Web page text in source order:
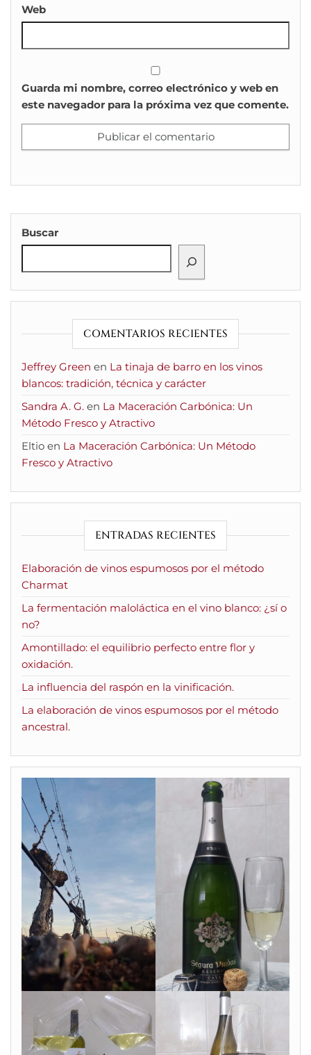
Web
Guarda mi nombre, correo electrónico y web en
este navegador para la próxima vez que comente.
Buscar
COMENTARIOS RECIENTES
Jeffrey Green en La tinaja de barro en los vinos
blancos: tradición, técnica y carácter
Sandra A. G. en La Maceración Carbónica: Un
Método Fresco y Atractivo
Eltio en La Maceración Carbónica: Un Método
Fresco y Atractivo
ENTRADAS RECIENTES
Elaboración de vinos espumosos por el método
Charmat
La fermentación maloláctica en el vino blanco: ¿sí o
no?
Amontillado: el equilibrio perfecto entre flor y
oxidación.
La influencia del raspón en la vinificación.
La elaboración de vinos espumosos por el método
ancestral.